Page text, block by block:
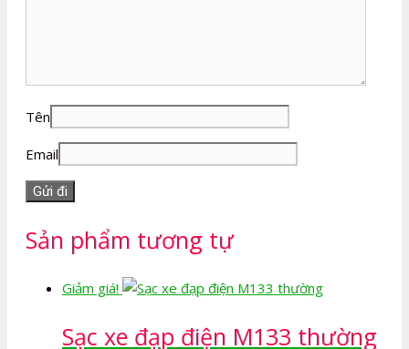
Tên
Email
Sản phẩm tương tự
Giảm giá!
Sạc xe đạp điện M133 thường